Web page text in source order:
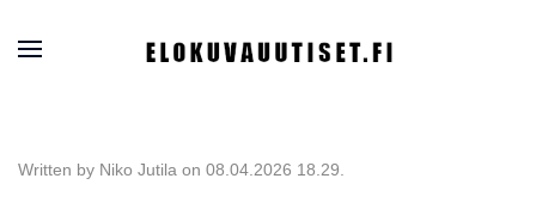
Written by Niko Jutila on 08.04.2026 18.29